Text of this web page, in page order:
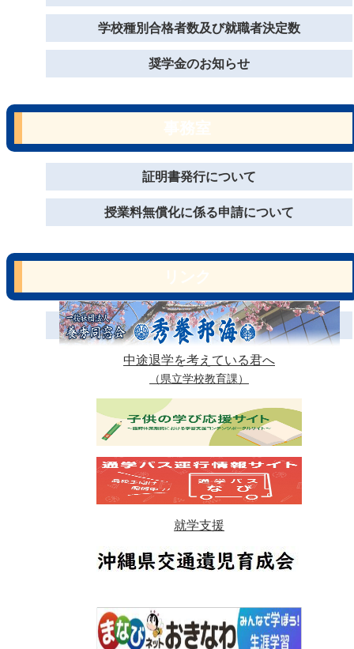
学校種別合格者数及び就職者決定数
奨学金のお知らせ
証明書発行について
授業料無償化に係る申請について
中途退学を考えている君へ
（県立学校教育課）
就学支援